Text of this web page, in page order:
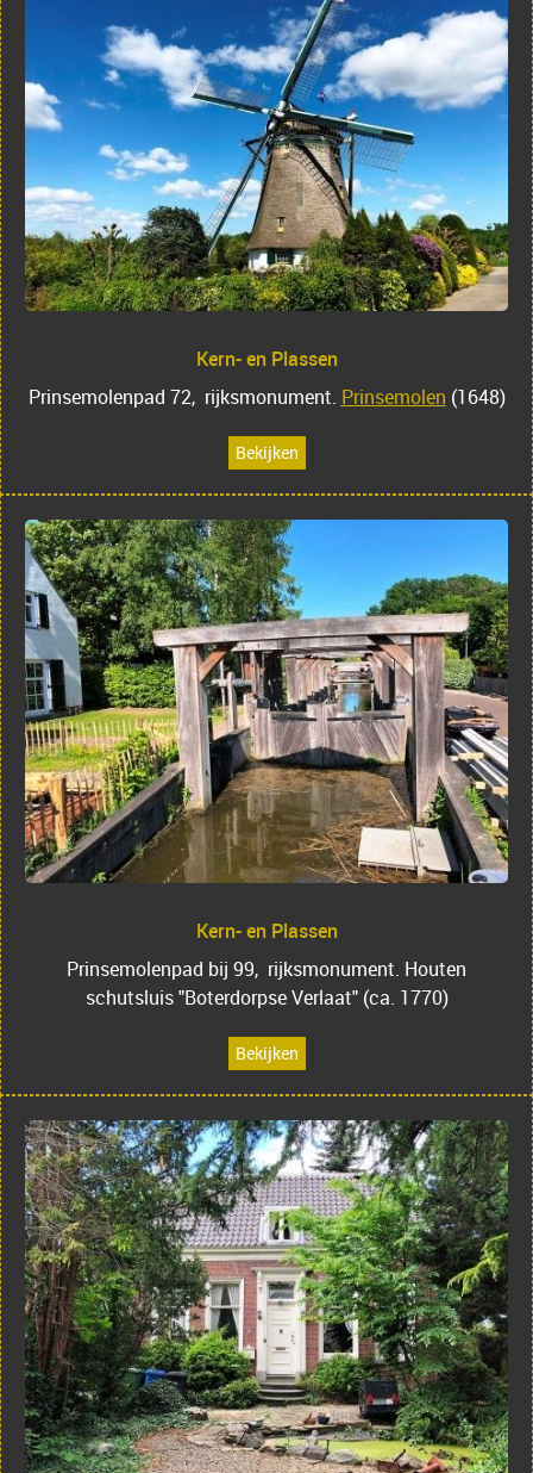
Kern- en Plassen
Prinsemolenpad 72, rijksmonument. Prinsemolen (1648)
Bekijken
Kern- en Plassen
Prinsemolenpad bij 99, rijksmonument. Houten
schutsluis "Boterdorpse Verlaat" (ca. 1770)
Bekijken